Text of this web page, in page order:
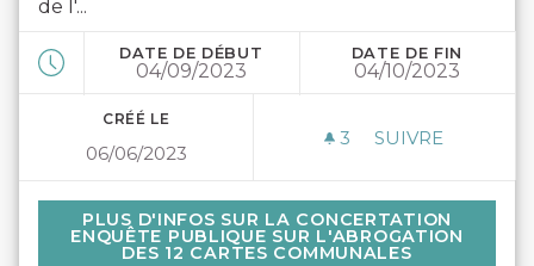
de l'...
DATE DE DÉBUT
04/09/2023
DATE DE FIN
04/10/2023
CRÉÉ LE
06/06/2023
3 3 ABONNÉS
SUIVRE
PLUS D'INFOS SUR LA CONCERTATION
PLUS D'INFOS SUR LA CONCERTATION
ENQUÊTE PUBLIQUE SUR L'ABROGATION
DES 12 CARTES COMMUNALES